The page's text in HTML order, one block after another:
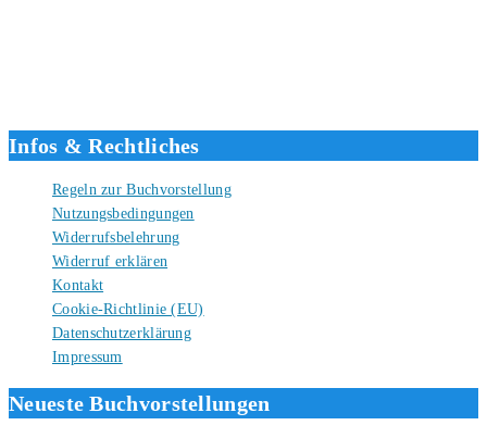
Infos & Rechtliches
Regeln zur Buchvorstellung
Nutzungsbedingungen
Widerrufsbelehrung
Widerruf erklären
Kontakt
Cookie-Richtlinie (EU)
Datenschutzerklärung
Impressum
Neueste Buchvorstellungen